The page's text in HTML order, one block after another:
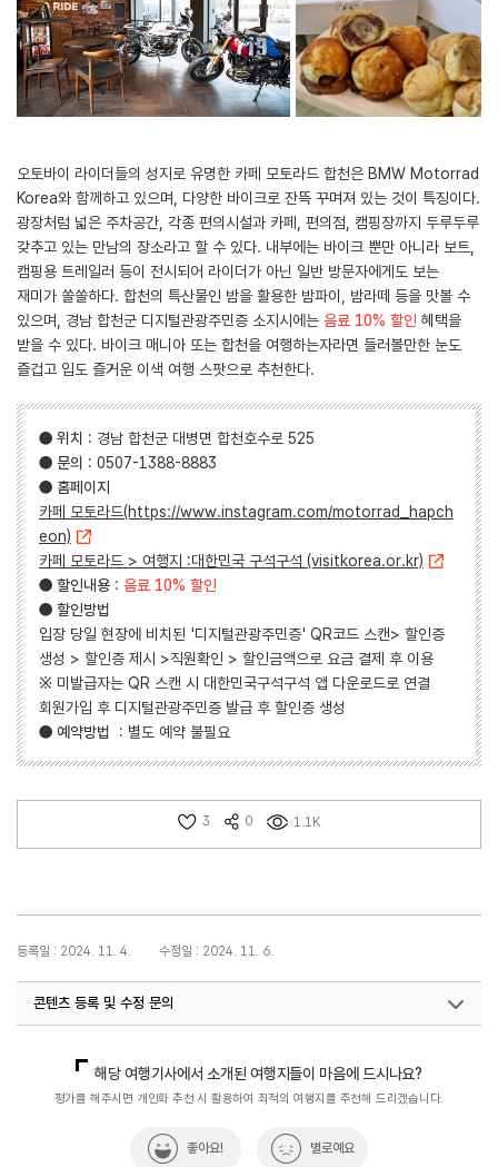
오토바이 라이더들의 성지로 유명한 카페 모토라드 합천은 BMW Motorrad
Korea와 함께하고 있으며, 다양한 바이크로 잔뜩 꾸며져 있는 것이 특징이다.
광장처럼 넓은 주차공간, 각종 편의시설과 카페, 편의점, 캠핑장까지 두루두루
갖추고 있는 만남의 장소라고 할 수 있다. 내부에는 바이크 뿐만 아니라 보트,
캠핑용 트레일러 등이 전시되어 라이더가 아닌 일반 방문자에게도 보는
재미가 쏠쏠하다. 합천의 특산물인 밤을 활용한 밤파이, 밤라떼 등을 맛볼 수
있으며, 경남 합천군 디지털관광주민증 소지시에는 음료 10% 할인 혜택을
받을 수 있다. 바이크 매니아 또는 합천을 여행하는자라면 들러볼만한 눈도
즐겁고 입도 즐거운 이색 여행 스팟으로 추천한다.
● 위치 : 경남 합천군 대병면 합천호수로 525
● 문의 : 0507-1388-8883
● 홈페이지
카페 모토라드(https://www.instagram.com/motorrad_hapch
eon)
카페 모토라드 > 여행지 :대한민국 구석구석 (visitkorea.or.kr)
● 할인내용 : 음료 10% 할인
● 할인방법
입장 당일 현장에 비치된 '디지털관광주민증' QR코드 스캔> 할인증
생성 > 할인증 제시 >직원확인 > 할인금액으로 요금 결제 후 이용
※ 미발급자는 QR 스캔 시 대한민국구석구석 앱 다운로드로 연결
회원가입 후 디지털관광주민증 발급 후 할인증 생성
● 예약방법 : 별도 예약 불필요
3 0 1.1K
등록일 : 2024. 11. 4. 수정일 : 2024. 11. 6.
콘텐츠 등록 및 수정 문의
해당 여행기사에서 소개된 여행지들이 마음에 드시나요?
평가를 해주시면 개인화 추천 시 활용하여 최적의 여행지를 추천해 드리겠습니다.
좋아요! 별로예요